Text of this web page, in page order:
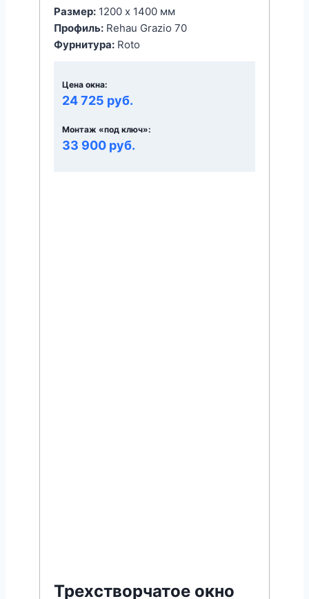
Размер: 1200 x 1400 мм
Профиль: Rehau Grazio 70
Фурнитура: Roto
Цена окна:
24 725 руб.
Монтаж «под ключ»:
33 900 руб.
Трехстворчатое окно